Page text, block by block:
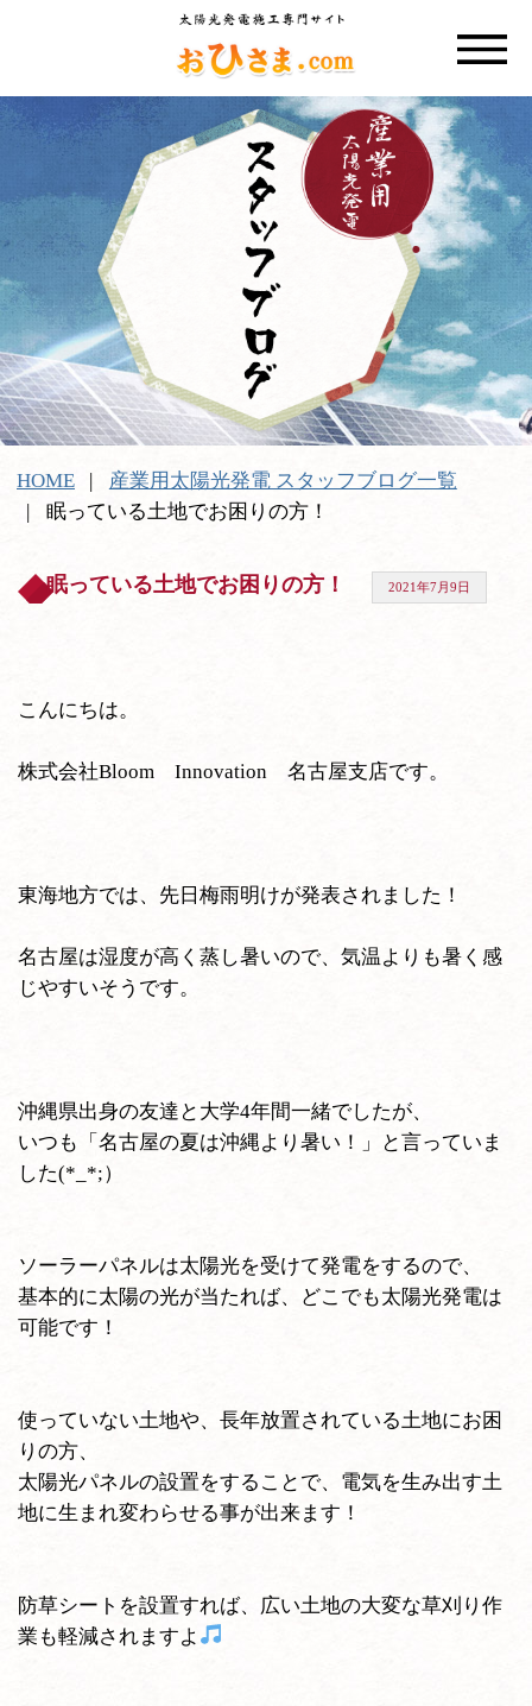
HOME
産業用太陽光発電 スタッフブログ一覧
眠っている土地でお困りの方！
眠っている土地でお困りの方！ 2021年7月9日
こんにちは。
株式会社Bloom Innovation 名古屋支店です。
東海地方では、先日梅雨明けが発表されました！
名古屋は湿度が高く蒸し暑いので、気温よりも暑く感
じやすいそうです。
沖縄県出身の友達と大学4年間一緒でしたが、
いつも「名古屋の夏は沖縄より暑い！」と言っていま
した(*_*;）
ソーラーパネルは太陽光を受けて発電をするので、
基本的に太陽の光が当たれば、どこでも太陽光発電は
可能です！
使っていない土地や、長年放置されている土地にお困
りの方、
太陽光パネルの設置をすることで、電気を生み出す土
地に生まれ変わらせる事が出来ます！
防草シートを設置すれば、広い土地の大変な草刈り作
業も軽減されますよ